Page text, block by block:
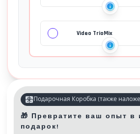
Video TrioMix
Подарочная Коробка (также
🎁
Превратите ваш опыт в
подарок!